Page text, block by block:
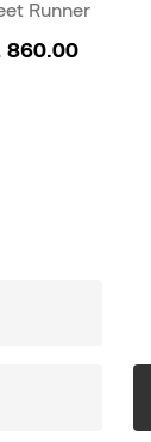
Runner
860.00